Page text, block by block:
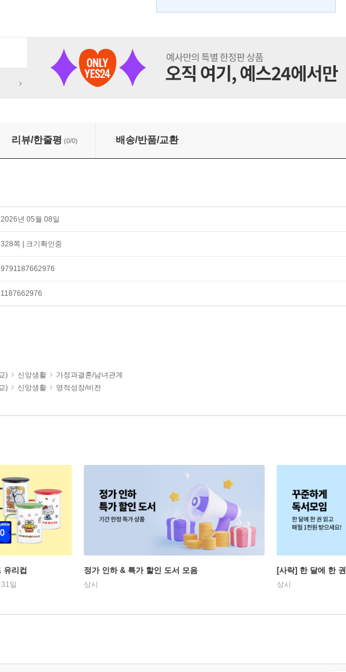
시작하다
리뷰/한줄평 (0/0) 배송/반품/교환
2026년 05월 08일
328쪽 | 크기확인중
9791187662976
1187662976
) 신앙생활
가정과결혼/남녀관계
) 신앙생활 영적성장/비전
유리컵
일
정가 인하 & 특가 할인 도서 모음
상시
[사락] 한 달에 한
상시